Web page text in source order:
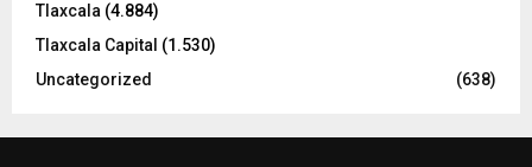
Tlaxcala (4.884)
Tlaxcala Capital (1.530)
Uncategorized
(638)